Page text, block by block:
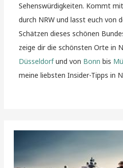
Sehenswürdigkeiten. Kommt
durch NRW und lasst euch von
Schätzen dieses schönen
zeige dir die schönsten Orte in
Düsseldorfund von Bonn bis
meine liebsten Insider-Tipps in